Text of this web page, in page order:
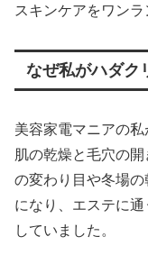
スキンケアをワンラ
なぜ私がハダク
美容家電マニアの私
肌の乾燥と毛穴の
の変わり目や冬場
になり、エステに
していました。